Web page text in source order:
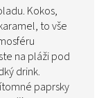
Kokos,
to vše
na pláži pod
drink.
paprsky